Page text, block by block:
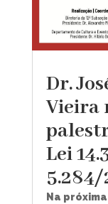
Dr.
Vieira
Lei
Na